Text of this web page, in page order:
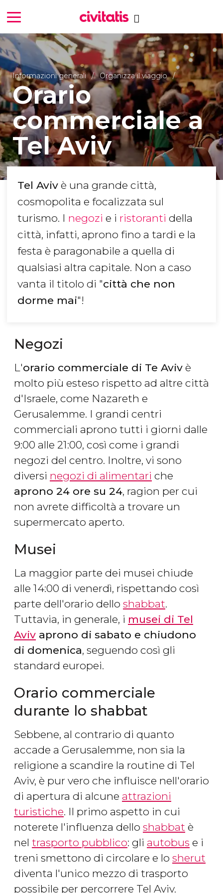
Informazioni generali Organizza il viaggio
Orario
commerciale a
Tel Aviv
Tel Aviv è una grande città,
cosmopolita e focalizzata sul
turismo. I negozi e i ristoranti della
città, infatti, aprono fino a tardi e la
festa è paragonabile a quella di
qualsiasi altra capitale. Non a caso
vanta il titolo di "città che non
dorme mai"!
Negozi
L'orario commerciale di Te Aviv è
molto più esteso rispetto ad altre città
d'Israele, come Nazareth e
Gerusalemme. I grandi centri
commerciali aprono tutti i giorni dalle
9:00 alle 21:00, così come i grandi
negozi del centro. Inoltre, vi sono
diversi negozi di alimentari che
aprono 24 ore su 24, ragion per cui
non avrete difficoltà a trovare un
supermercato aperto.
Musei
La maggior parte dei musei chiude
alle 14:00 di venerdì, rispettando così
parte dell'orario dello shabbat.
Tuttavia, in generale, i musei di Tel
Aviv aprono di sabato e chiudono
di domenica, seguendo così gli
standard europei.
Orario commerciale
durante lo shabbat
Sebbene, al contrario di quanto
accade a Gerusalemme, non sia la
religione a scandire la routine di Tel
Aviv, è pur vero che influisce nell'orario
di apertura di alcune attrazioni
turistiche. Il primo aspetto in cui
noterete l'influenza dello shabbat è
nel trasporto pubblico: gli autobus e i
treni smettono di circolare e lo sherut
diventa l'unico mezzo di trasporto
possibile per percorrere Tel Aviv.